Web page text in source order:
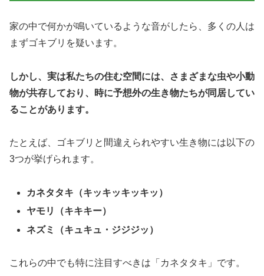
家の中で何かが鳴いているような音がしたら、多くの人は
まずゴキブリを疑います。
しかし、実は私たちの住む空間には、さまざまな虫や小動
物が共存しており、時に予想外の生き物たちが同居してい
ることがあります。
たとえば、ゴキブリと間違えられやすい生き物には以下の
3つが挙げられます。
カネタタキ（キッキッキッキッ）
ヤモリ（キキキー）
ネズミ（キュキュ・ジジジッ）
これらの中でも特に注目すべきは「カネタタキ」です。